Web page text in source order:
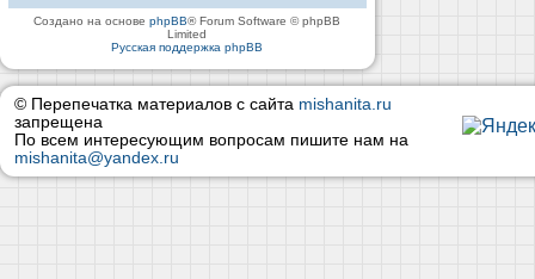
Создано на основеphpBB® Forum Software © phpBB
Limited
Русская поддержка phpBB
© Перепечатка материалов с сайта mishanita.ru
запрещена
По всем интересующим вопросам пишите нам на
mishanita@yandex.ru